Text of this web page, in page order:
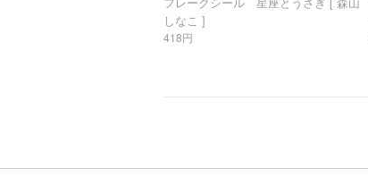
しなこ ]
418円